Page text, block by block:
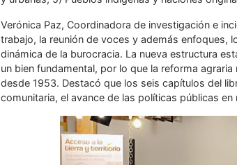
Verónica Paz, Coordinadora de investigación e
trabajo, la reunión de voces y además enfoques,
dinámica de la burocracia. La nueva estructura
un bien fundamental, por lo que la reforma
desde 1953. Destacó que los seis capítulos del
comunitaria, el avance de las políticas públicas